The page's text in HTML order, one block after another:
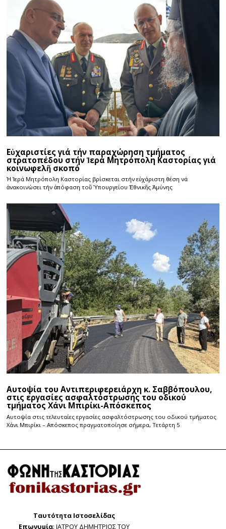
Εὐχαριστίες γιά τήν παραχώρηση τμήματος
στρατοπέδου στήν Ἱερά Μητρόπολη Καστορίας γιά
κοινωφελῆ σκοπό
Ἡ Ἱερά Μητρόπολη Καστορίας βρίσκεται στήν εὐχάριστη θέση νά
ἀνακοινώσει τήν ἀπόφαση τοῦ Ὑπουργείου Ἐθνικῆς Ἀμύνης
Αυτοψία του Αντιπεριφερειάρχη κ. Σαββόπουλου,
στις εργασίες ασφαλτόστρωσης του οδικού
τμήματος Χάνι Μπιρίκι-Απόσκεπος
Αυτοψία στις τελευταίες εργασίες ασφαλτόστρωσης του οδικού τμήματος
Χάνι Μπιρίκι – Απόσκεπος πραγματοποίησε σήμερα, Τετάρτη 5
Ταυτότητα Ιστοσελίδας
Επωνυμία: ΙΑΤΡΟΥ ΔΗΜΗΤΡΙΟΣ ΤΟΥ